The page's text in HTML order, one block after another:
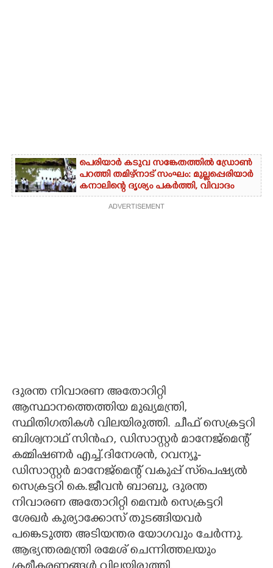
പെരിയാർ കടുവ സങ്കേതത്തിൽ ഡ്രോൺ
പറത്തി തമിഴ്നാട് സംഘം: മുല്ലപ്പെരിയാർ
കനാലിന്റെ ദൃശ്യം പകർത്തി, വിവാദം
ADVERTISEMENT
ദുരന്ത നിവാരണ അതോറിറ്റി
ആസ്ഥാനത്തെത്തിയ മുഖ്യമന്ത്രി,
സ്ഥിതിഗതികൾ വിലയിരുത്തി. ചീഫ് സെക്രട്ടറി
ബിശ്വനാഥ് സിൻഹ, ഡിസാസ്റ്റർ മാനേജ്മെന്റ്
കമ്മിഷണർ എച്ച്.ദിനേശൻ, റവന്യൂ-
ഡിസാസ്റ്റർ മാനേജ്മെന്റ് വകുപ്പ് സ്‌പെഷ്യൽ
സെക്രട്ടറി കെ.ജീവൻ ബാബു, ദുരന്ത
നിവാരണ അതോറിറ്റി മെമ്പർ സെക്രട്ടറി
ശേഖർ കുര്യാക്കോസ് തുടങ്ങിയവർ
പങ്കെടുത്ത അടിയന്തര യോഗവും ചേർന്നു.
ആഭ്യന്തരമന്ത്രി രമേശ് ചെന്നിത്തലയും